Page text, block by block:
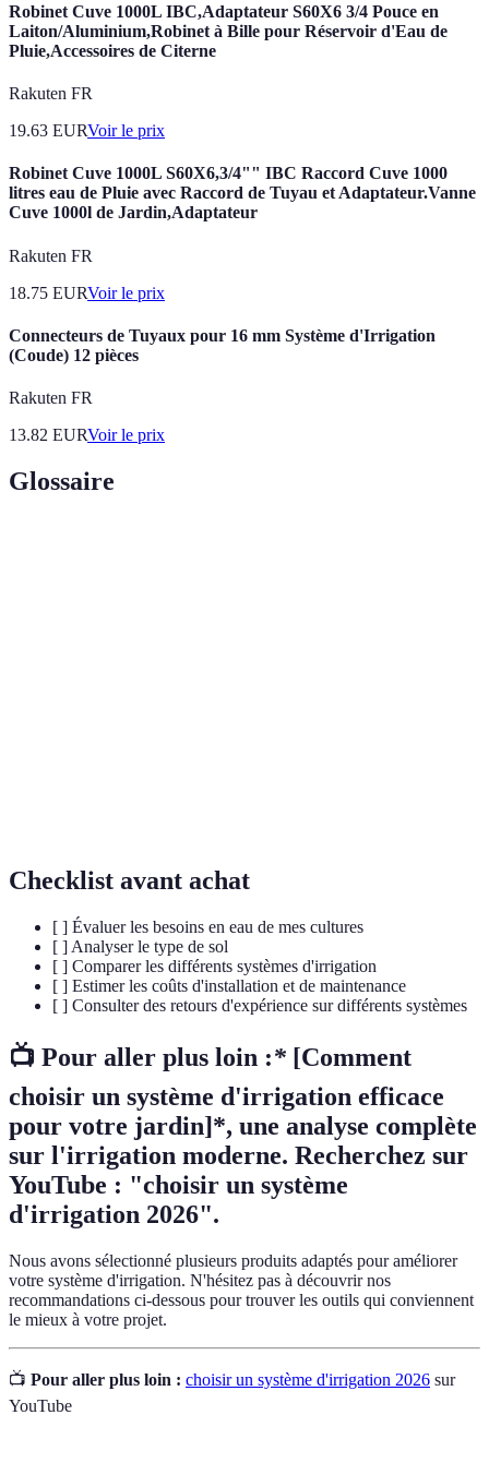
Robinet Cuve 1000L IBC,Adaptateur S60X6 3/4 Pouce en
Laiton/Aluminium,Robinet à Bille pour Réservoir d'Eau de
Pluie,Accessoires de Citerne
Rakuten FR
19.63 EURVoir le prix
Robinet Cuve 1000L S60X6,3/4"" IBC Raccord Cuve 1000
litres eau de Pluie avec Raccord de Tuyau et Adaptateur.Vanne
Cuve 1000l de Jardin,Adaptateur
Rakuten FR
18.75 EURVoir le prix
Connecteurs de Tuyaux pour 16 mm Système d'Irrigation
(Coude) 12 pièces
Rakuten FR
13.82 EURVoir le prix
Glossaire
Checklist avant achat
[ ] Évaluer les besoins en eau de mes cultures
[ ] Analyser le type de sol
[ ] Comparer les différents systèmes d'irrigation
[ ] Estimer les coûts d'installation et de maintenance
[ ] Consulter des retours d'expérience sur différents systèmes
📺 Pour aller plus loin :* [Comment
choisir un système d'irrigation efficace
pour votre jardin]*, une analyse complète
sur l'irrigation moderne. Recherchez sur
YouTube : "choisir un système
d'irrigation 2026".
Nous avons sélectionné plusieurs produits adaptés pour améliorer
votre système d'irrigation. N'hésitez pas à découvrir nos
recommandations ci-dessous pour trouver les outils qui conviennent
le mieux à votre projet.
📺 Pour aller plus loin : choisir un système d'irrigation 2026 sur
YouTube